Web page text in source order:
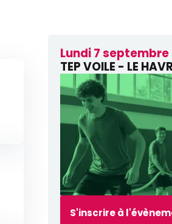
Lundi 7 septembre
TEP VOILE - LE
S'inscrire à